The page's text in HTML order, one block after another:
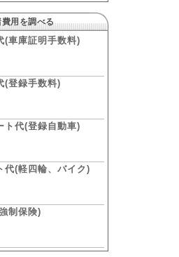
用を調べる
(車庫証明手数料)
(登録手数料)
ト代(登録自動車)
代(軽四輪、バイク)
制保険)